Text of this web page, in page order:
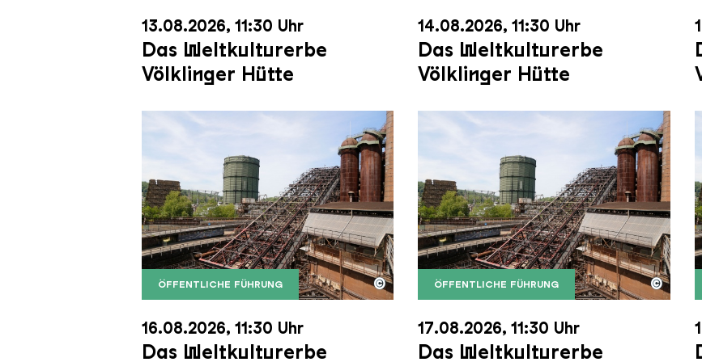
13.08.2026, 11:30 Uhr
Das Weltkulturerbe
Völklinger Hütte
14.08.2026, 11:30 Uhr
Das Weltkulturerbe
Völklinger Hütte
ÖFFENTLICHE FÜHRUNG
Der Erzschrägaufzug der Völklinger Hütte mit dem Gasometer im Hintergrund
Copyright: Weltkulturerbe Völklinger Hütte | Karl Heinrich Veith
©
16.08.2026, 11:30 Uhr
Das Weltkulturerbe
ÖFFENTLICHE FÜHRUNG
Der Erzschrägaufzug der Völklinger
Copyright: Weltkulturerbe Völklinger
©
17.08.2026, 11:30 Uhr
Das Weltkulturerbe